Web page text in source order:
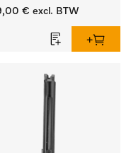
185 mm, 5 stuks
€ excl. BTW